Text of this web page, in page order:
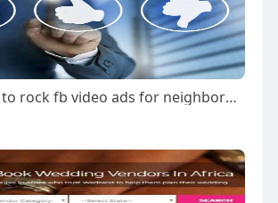
5 techniques to rock fb video ads for neighborhood groups